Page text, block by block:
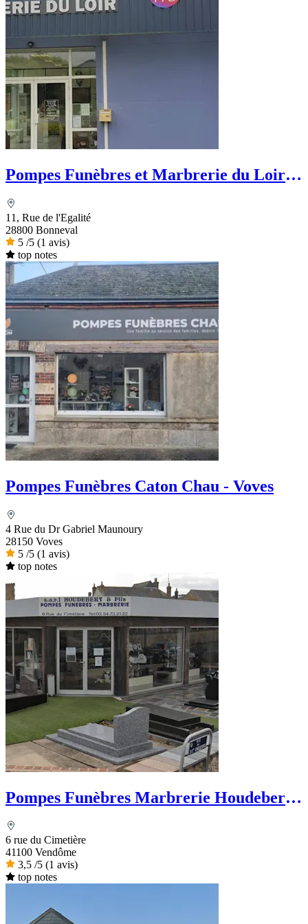
Pompes Funèbres et Marbrerie du Loir -
11, Rue de l'Egalité
28800 Bonneval
5 /5 (1 avis)
top notes
Pompes Funèbres Caton Chau - Voves
4 Rue du Dr Gabriel Maunoury
28150 Voves
5 /5 (1 avis)
top notes
Pompes Funèbres Marbrerie Houdebert
6 rue du Cimetière
41100 Vendôme
3,5 /5 (1 avis)
top notes